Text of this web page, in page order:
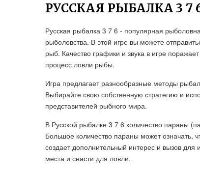
РУССКАЯ РЫБАЛКА 3 7
Русская рыбалка 3 7 6 - популярная
рыболовства. В этой игре вы можете
рыб. Качество графики и звука в игре
процесс ловли рыбы.
Игра предлагает разнообразные методы
Выбирайте свою собственную стратегию и
представителей рыбного мира.
В Русской рыбалке 3 7 6 количество параны
Большое количество параны может
создает дополнительный интерес и вызов
места и снасти для ловли.